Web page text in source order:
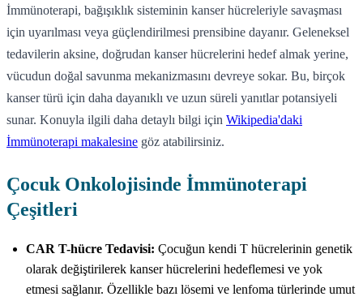
İmmünoterapi, bağışıklık sisteminin kanser hücreleriyle savaşması
için uyarılması veya güçlendirilmesi prensibine dayanır. Geleneksel
tedavilerin aksine, doğrudan kanser hücrelerini hedef almak yerine,
vücudun doğal savunma mekanizmasını devreye sokar. Bu, birçok
kanser türü için daha dayanıklı ve uzun süreli yanıtlar potansiyeli
sunar. Konuyla ilgili daha detaylı bilgi için Wikipedia'daki
İmmünoterapi makalesine göz atabilirsiniz.
Çocuk Onkolojisinde İmmünoterapi
Çeşitleri
CAR T-hücre Tedavisi: Çocuğun kendi T hücrelerinin genetik
olarak değiştirilerek kanser hücrelerini hedeflemesi ve yok
etmesi sağlanır. Özellikle bazı lösemi ve lenfoma türlerinde umut